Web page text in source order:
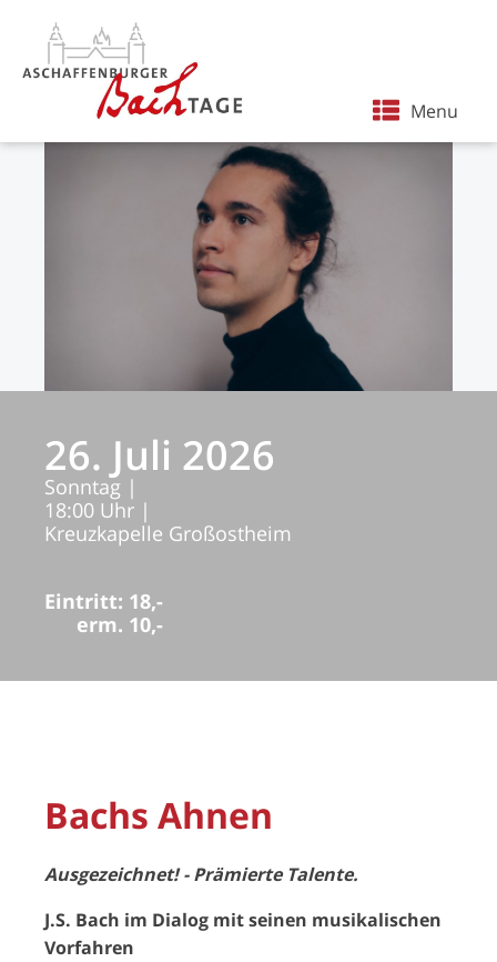
Menu
26. Juli 2026
Sonntag |
18:00 Uhr |
Kreuzkapelle Großostheim
Eintritt: 18,-
erm. 10,-
Bachs Ahnen
Ausgezeichnet! - Prämierte Talente.
J.S. Bach im Dialog mit seinen musikalischen
Vorfahren